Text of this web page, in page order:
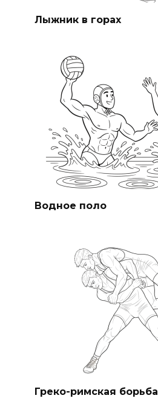
Лыжник в горах
Водное поло
Греко-римская борьба